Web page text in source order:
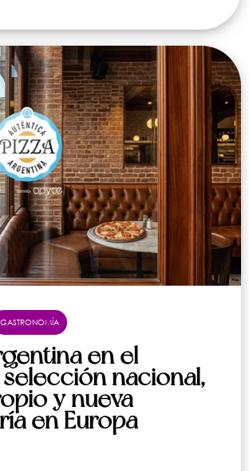
GASTRONOMÍA
en el
nacional,
y nueva
en Europa